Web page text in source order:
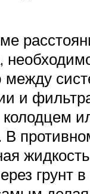
и
В
грунт